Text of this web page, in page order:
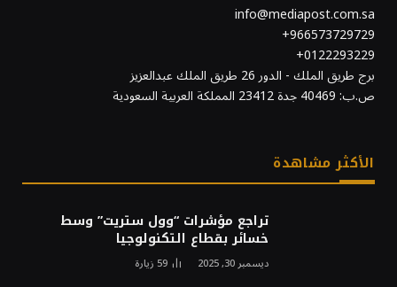
info@mediapost.com.sa
966573729729+
0122293229+
برج طريق الملك - الدور 26 طريق الملك عبدالعزيز
ص.ب: 40469 جدة 23412 المملكة العربية السعودية
الأكثر مشاهدة
تراجع مؤشرات “وول ستريت” وسط
خسائر بقطاع التكنولوجيا
ديسمبر 30, 2025 59 زيارة